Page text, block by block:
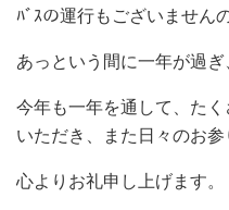
ﾊﾞｽの運行もございません
あっという間に一年が過ぎ
今年も一年を通して、た
いただき、また日々のお
心よりお礼申し上げます。